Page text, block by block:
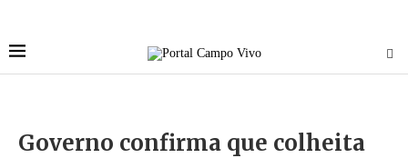
Governo confirma que colheita